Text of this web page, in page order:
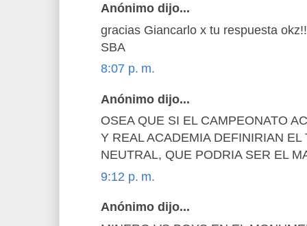
Anónimo dijo...
gracias Giancarlo x tu respuesta
SBA
8:07 p. m.
Anónimo dijo...
OSEA QUE SI EL CAMPEONATO
Y REAL ACADEMIA DEFINIRIAN
NEUTRAL, QUE PODRIA SER EL
9:12 p. m.
Anónimo dijo...